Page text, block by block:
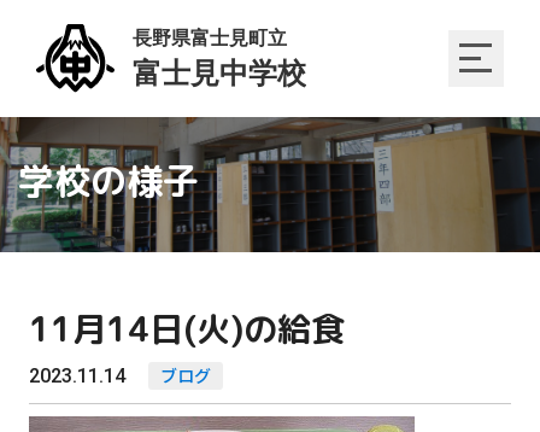
学校の様子
11月14日(火)の給食
2023.11.14 ブログ